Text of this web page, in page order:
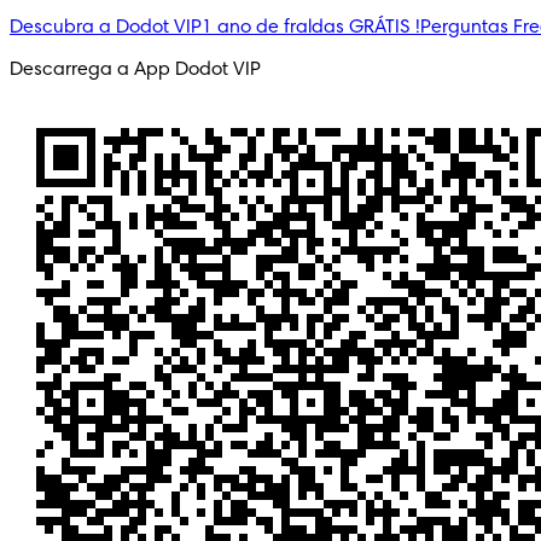
Descubra a Dodot VIP1 ano de fraldas GRÁTIS !Perguntas
Descarrega a App Dodot VIP